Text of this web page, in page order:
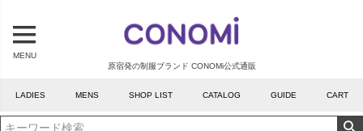
原宿発の制服ブランド CONOMi公式通販
MENU
LADIES MENS SHOP LIST CATALOG GUIDE CART